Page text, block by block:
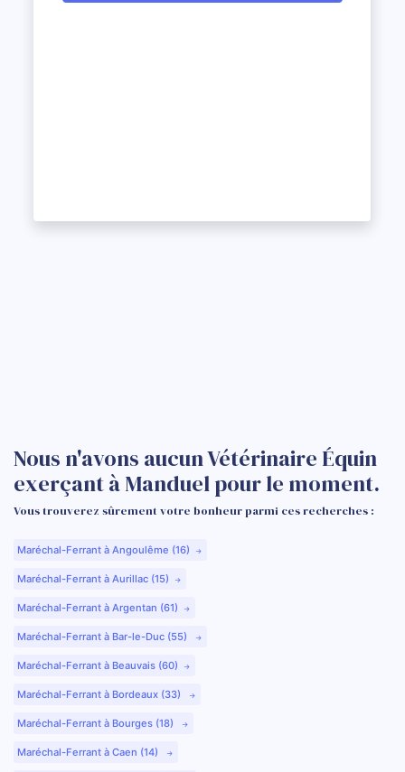
Nous n'avons aucun Vétérinaire Équin
exerçant à Manduel pour le moment.
Vous trouverez sûrement votre bonheur parmi ces recherches :
Maréchal-Ferrant à Angoulême (16)
Maréchal-Ferrant à Aurillac (15)
Maréchal-Ferrant à Argentan (61)
Maréchal-Ferrant à Bar-le-Duc (55)
Maréchal-Ferrant à Beauvais (60)
Maréchal-Ferrant à Bordeaux (33)
Maréchal-Ferrant à Bourges (18)
Maréchal-Ferrant à Caen (14)